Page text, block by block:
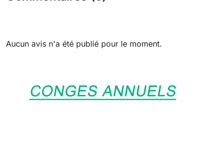
Aucun avis n'a été publié pour le moment.